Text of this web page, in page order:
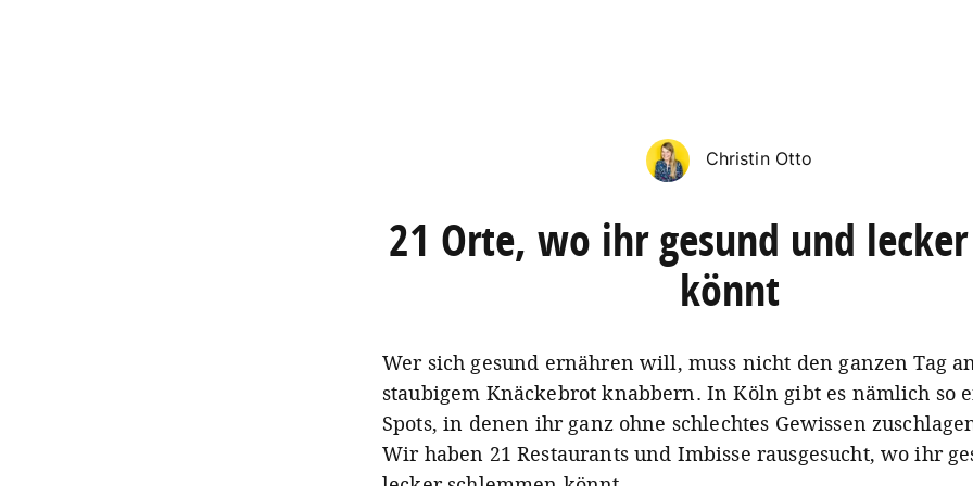
Christin Otto
21 Orte, wo ihr gesund und lecker
könnt
Wer sich gesund ernähren will, muss nicht den ganzen Tag
staubigem Knäckebrot knabbern. In Köln gibt es nämlich so
Spots, in denen ihr ganz ohne schlechtes Gewissen
Wir haben 21 Restaurants und Imbisse rausgesucht, wo ihr